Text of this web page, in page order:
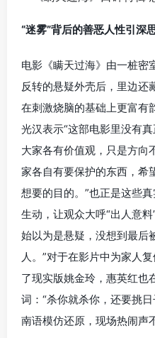
“迷雾”背后的善恶人性引深
电影《瞒天过海》由一桩密
反转的悬疑外壳后，里边还
在刺激烧脑的基础上更富有
光汉表示“这部电影里没有
大家各有价值观，只是方向
家各自有要保护的东西，希
想要的目的。”也正是这些
生动，让观众大呼“出人意
始以为是悬疑，没想到最后
人。”对于在影片中为家人
了现实版姚金玲，惠英红也
词：“杀你就杀你，还要挑
南语模仿还原，现场热闹声